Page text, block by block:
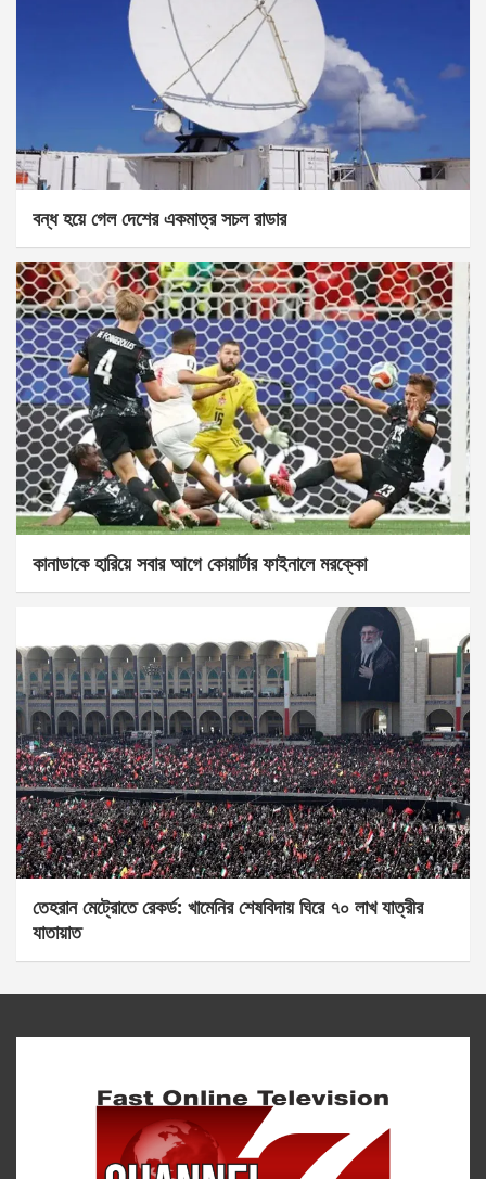
বন্ধ হয়ে গেল দেশের একমাত্র সচল রাডার
কানাডাকে হারিয়ে সবার আগে কোয়ার্টার ফাইনালে মরক্কো
তেহরান মেট্রোতে রেকর্ড: খামেনির শেষবিদায় ঘিরে ৭০ লাখ যাত্রীর
যাতায়াত